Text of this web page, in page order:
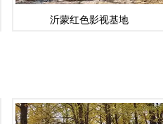
沂蒙红色影视基地